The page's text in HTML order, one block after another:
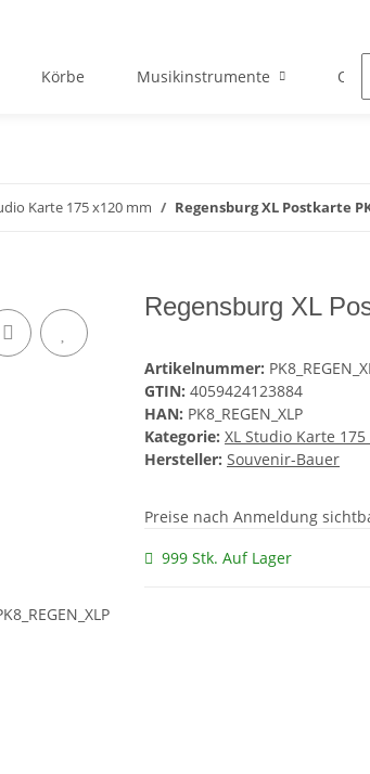
Körbe Musikinstrumente
Karte 175 x120 mm Regensburg XL Postkarte
Regensburg XL
Artikelnummer:
GTIN: 4059424123884
HAN: PK8_REGEN_XLP
Kategorie: XL Studio Karte
Hersteller: Souvenir-Bauer
Preise nach Anmeldung
999 Stk. Auf Lager